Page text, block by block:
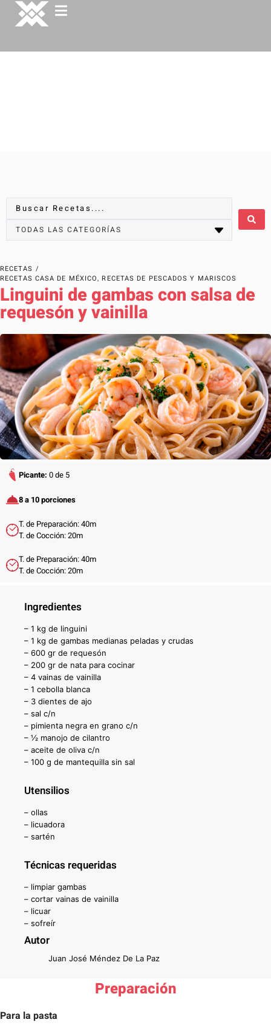
RECETAS /
RECETAS CASA DE MÉXICO, RECETAS DE PESCADOS Y MARISCOS
Linguini de gambas con salsa de
requesón y vainilla
Picante: 0 de 5
8 a 10 porciones
T. de Preparación: 40m
T. de Cocción: 20m
T. de Preparación: 40m
T. de Cocción: 20m
Ingredientes
– 1 kg de linguini
– 1 kg de gambas medianas peladas y crudas
– 600 gr de requesón
– 200 gr de nata para cocinar
– 4 vainas de vainilla
– 1 cebolla blanca
– 3 dientes de ajo
– sal c/n
– pimienta negra en grano c/n
– ½ manojo de cilantro
– aceite de oliva c/n
– 100 g de mantequilla sin sal
Utensilios
– ollas
– licuadora
– sartén
Técnicas requeridas
– limpiar gambas
– cortar vainas de vainilla
– licuar
– sofreír
Autor
Juan José Méndez De La Paz
Preparación
Para la pasta